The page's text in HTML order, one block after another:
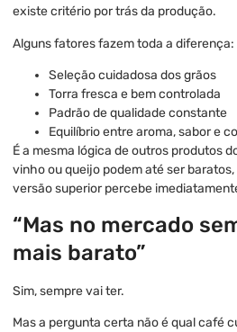
existe critério por trás da produção.
Alguns fatores fazem toda a diferença:
Seleção cuidadosa dos grãos
Torra fresca e bem controlada
Padrão de qualidade constante
Equilíbrio entre aroma, sabor e
É a mesma lógica de outros produtos
vinho ou queijo podem até ser
versão superior percebe
“Mas no mercado
mais barato”
Sim, sempre vai ter.
Mas a pergunta certa não é qual café